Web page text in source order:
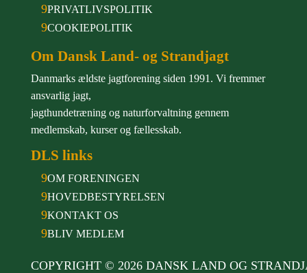
9PRIVATLIVSPOLITIK
9COOKIEPOLITIK
Om Dansk Land- og Strandjagt
Danmarks ældste jagtforening siden 1991. Vi fremmer
ansvarlig jagt,
jagthundetræning og naturforvaltning gennem
medlemskab, kurser og fællesskab.
DLS links
9OM FORENINGEN
9HOVEDBESTYRELSEN
9KONTAKT OS
9BLIV MEDLEM
COPYRIGHT © 2026 DANSK LAND OG